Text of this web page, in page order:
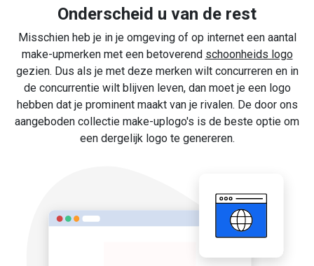
Onderscheid u van de rest
Misschien heb je in je omgeving of op internet een aantal
make-upmerken met een betoverend schoonheids logo
gezien. Dus als je met deze merken wilt concurreren en in
de concurrentie wilt blijven leven, dan moet je een logo
hebben dat je prominent maakt van je rivalen. De door ons
aangeboden collectie make-uplogo's is de beste optie om
een dergelijk logo te genereren.